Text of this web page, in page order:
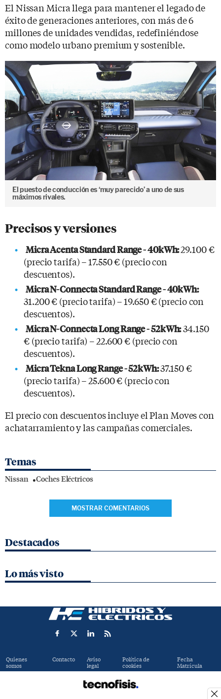
El Nissan Micra llega para mantener el legado de
éxito de generaciones anteriores, con más de 6
millones de unidades vendidas, redefiniéndose
como modelo urbano premium y sostenible.
El puesto de conducción es ‘muy parecido’ a uno de sus
máximos rivales.
Precisos y versiones
Micra Acenta Standard Range - 40kWh:29.100 €
(precio tarifa) – 17.550 € (precio con
descuentos).
Micra N-Connecta Standard Range - 40kWh:
31.200 € (precio tarifa) – 19.650 € (precio con
descuentos).
Micra N-Connecta Long Range - 52kWh:34.150
€ (precio tarifa) – 22.600 € (precio con
descuentos).
Micra Tekna Long Range - 52kWh:37.150 €
(precio tarifa) – 25.600 € (precio con
descuentos).
El precio con descuentos incluye el Plan Moves con
achatarramiento y las campañas comerciales.
Temas
Nissan Coches Eléctricos
MOSTRAR COMENTARIOS
Destacados
Lo más visto
Quienes
somos
Contacto Aviso
legal
Política de
cookies
Fecha
Matrícula